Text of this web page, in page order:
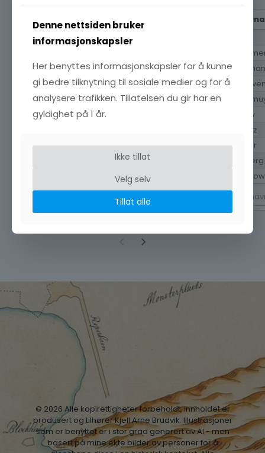
NUM Fornavn
1
Oluf
3
Niels Jensen
4
Claus Laurentii Laurentiussen
5
Gert Knudsen
6
Arnoldus Von Westen
Sylow
Arentz
8
Johan Købke Henriksen
Meyer
Gerhard Severin
Heiberg
Johan Gottlieb Thaulow
© 2026 Alle kopirettigheter forbeholdt, innholdet er
produsert og tilhører Kjell Arne Brudvik. Illustrasjoner
som er benyttet er i stor grad generert av AI - men
basert på mine ekte bilder av personer for å
Denne nettsiden bruker
informasjonskapsler
Her benyttes informasjonskapsler for å kunne
gi bedre tilknytning til sosiale medier og for å
analysere trafikken. Tillatelsen du gir har en
gyldighet på 1 år.
Ikke tillat
Velg selv
Tillat alle